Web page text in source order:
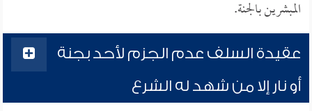
المبشرين بالجنة.
عقيدة السلف عدم الجزم لأحد بجنة
أو نار إلا من شهد له الشرع